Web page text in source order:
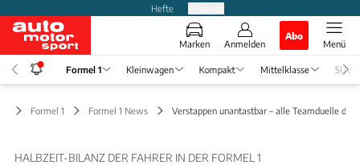
Hefte
Marken Anmelden
Abo
Menü
Formel 1 Kleinwagen Kompakt Mittelklasse SUV
Formel 1 Formel 1 News Verstappen unantastbar – alle Teamduelle der
HALBZEIT-BILANZ DER FAHRER IN DER FORMEL 1